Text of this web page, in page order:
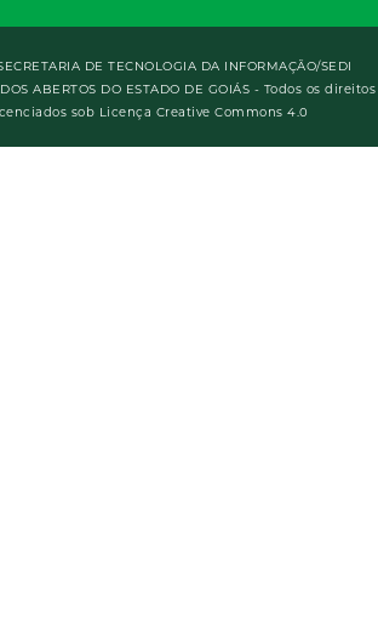
DE TECNOLOGIA DA INFORMAÇÃO/SEDI
ABERTOS DO ESTADO DE GOIÁS - Todos os direitos
sob Licença Creative Commons 4.0